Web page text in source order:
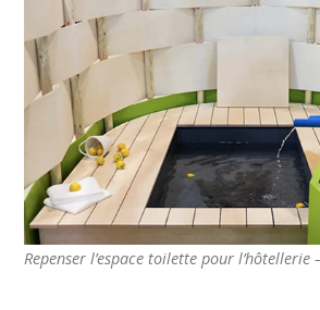
Repenser l’espace toilette pour l’hôtellerie